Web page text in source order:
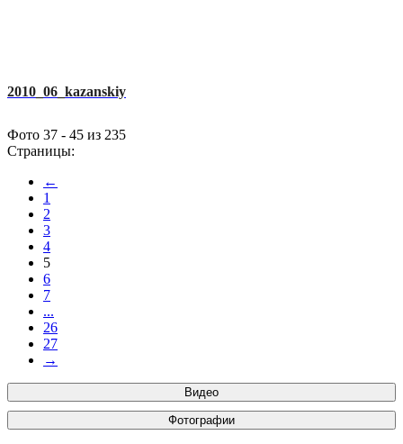
2010_06_kazanskiy
Фото 37 - 45 из 235
Страницы:
←
1
2
3
4
5
6
7
...
26
27
→
Видео
Фотографии